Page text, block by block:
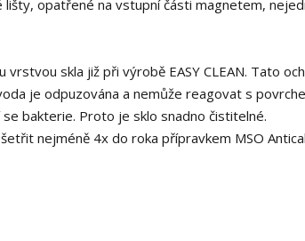
opatřené na vstupní části magnetem,
skla již při výrobě EASY CLEAN. Tato
je odpuzována a nemůže reagovat s
bakterie. Proto je sklo snadno čistitelné.
nejméně 4x do roka přípravkem MSO